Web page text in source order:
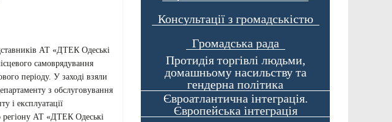
АТ «ДТЕК Одеські
самоврядування
періоду. У заході взяли
з обслуговування
і експлуатації
регіону АТ «ДТЕК Одеські
Консультації з громадськістю
Громадська рада
Протидія торгівлі людьми,
домашньому насильству та
гендерна політика
Євроатлантична інтеграція.
Європейська інтеграція